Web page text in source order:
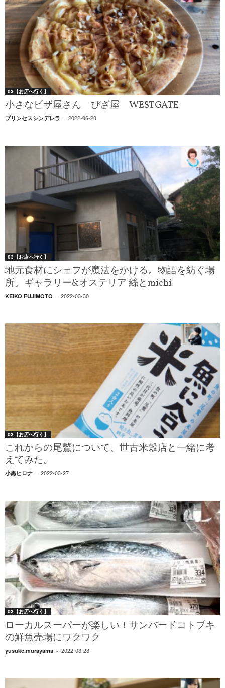
03【お店へ行く】
小さなピザ屋さん ぴざ屋 WESTGATE
プリンセスシンデレラ - 2022-06-20
03【お店へ行く】
地元食材にシェフが魔法をかける。物語を紡ぐ場
所。ギャラリー&オステリア 絲とmichi
KEIKO FUJIMOTO - 2022-03-30
03【お店へ行く】
これからの尾鷲について、世古米穀店と一緒に考
えてみた。
小黒ヒロナ - 2022-03-27
03【お店へ行く】
ローカルスーパーが楽しい！サンバードコトブキ
の鮮魚売場にワクワク
yusuke.murayama - 2022-03-23